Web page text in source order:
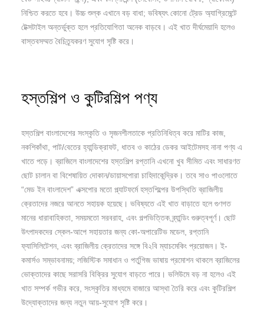
নিশ্চিত করতে হবে। উচ্চ শুল্ক এখানে বড় বাধা; ভবিষ্যৎ কোনো ট্রেড অ্যাগ্রিমেন্টে
টেক্সটাইল অন্তর্ভুক্ত হলে প্রতিযোগিতা অনেক বাড়বে। এই খাত দীর্ঘমেয়াদি হলেও
বাস্তবসম্মত বৈচিত্র্যকরণ সুযোগ সৃষ্টি করে।
হস্তশিল্প ও কুটিরশিল্প পণ্য
হস্তশিল্প বাংলাদেশের সংস্কৃতি ও সৃজনশীলতাকে প্রতিনিধিত্ব করে মাটির কাজ,
নকশিকাঁথা, পাট/বেতের হ্যান্ডিক্রাফট, ধাতব ও কাঠের ডেকর আইটেমসহ নানা পণ্য এ
খাতে পড়ে। ব্রাজিলে বাংলাদেশের হস্তশিল্প রপ্তানি এখনো খুব সীমিত এবং সাধারণত
ছোট চালান বা বিশেষায়িত দোকান/ডায়াসপোরা চাহিদাকেন্দ্রিক। তবে সাও পাওলোতে
“মেড ইন বাংলাদেশ” এক্সপোর মতো প্ল্যাটফর্মে হস্তশিল্পের উপস্থিতি ব্রাজিলীয়
ক্রেতাদের নজরে আনতে সহায়ক হয়েছে। ভবিষ্যতে এই খাত বাড়াতে হলে গুণগত
মানের ধারাবাহিকতা, সময়মতো সরবরাহ, এবং গল্পভিত্তিক ব্র্যান্ডিং গুরুত্বপূর্ণ। ছোট
উৎপাদকদের স্কেল-আপে সহায়তার জন্য কো-অপারেটিভ মডেল, রপ্তানি
ফ্যাসিলিটেশন, এবং ব্রাজিলীয় ক্রেতাদের সঙ্গে বি২বি ম্যাচমেকিং প্রয়োজন। ই-
কমার্সও সম্ভাবনাময়; লজিস্টিক সমাধান ও পর্তুগিজ ভাষায় প্রমোশন থাকলে ব্রাজিলের
ভোক্তাদের কাছে সরাসরি বিক্রির সুযোগ বাড়তে পারে। ভলিউমে বড় না হলেও এই
খাত সম্পর্ক গভীর করে, সংস্কৃতির মাধ্যমে বাজারে আস্থা তৈরি করে এবং কুটিরশিল্প
উদ্যোক্তাদের জন্য নতুন আয়-সুযোগ সৃষ্টি করে।